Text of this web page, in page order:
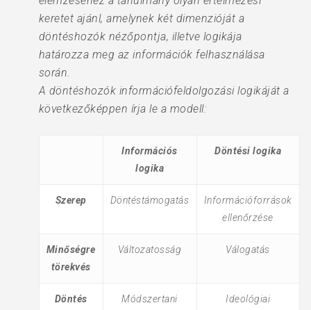
keretet ajánl, amelynek két dimenzióját a
döntéshozók nézőpontja, illetve logikája
határozza meg az információk felhasználása
során.
A döntéshozók információfeldolgozási logikáját a
következőképpen írja le a modell:
Információs
logika
Döntési logika
Szerep Döntéstámogatás
Információforrások
ellenőrzése
Minőségre
törekvés
Változatosság Válogatás
Döntés
Módszertani Ideológiai